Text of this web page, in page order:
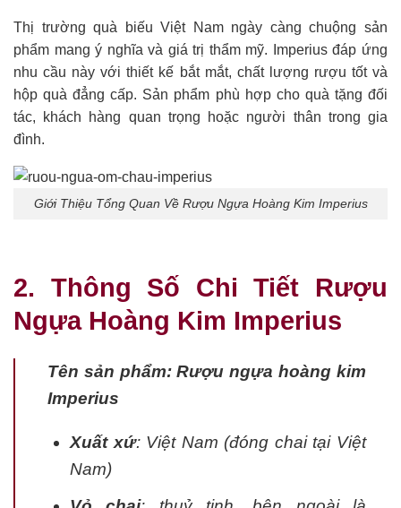
Thị trường quà biếu Việt Nam ngày càng chuộng sản
phẩm mang ý nghĩa và giá trị thẩm mỹ. Imperius đáp ứng
nhu cầu này với thiết kế bắt mắt, chất lượng rượu tốt và
hộp quà đẳng cấp. Sản phẩm phù hợp cho quà tặng đối
tác, khách hàng quan trọng hoặc người thân trong gia
đình.
Giới Thiệu Tổng Quan Về Rượu Ngựa Hoàng Kim Imperius
2. Thông Số Chi Tiết Rượu
Ngựa Hoàng Kim Imperius
Tên sản phẩm: Rượu ngựa hoàng kim
Imperius
Xuất xứ: Việt Nam (đóng chai tại Việt
Nam)